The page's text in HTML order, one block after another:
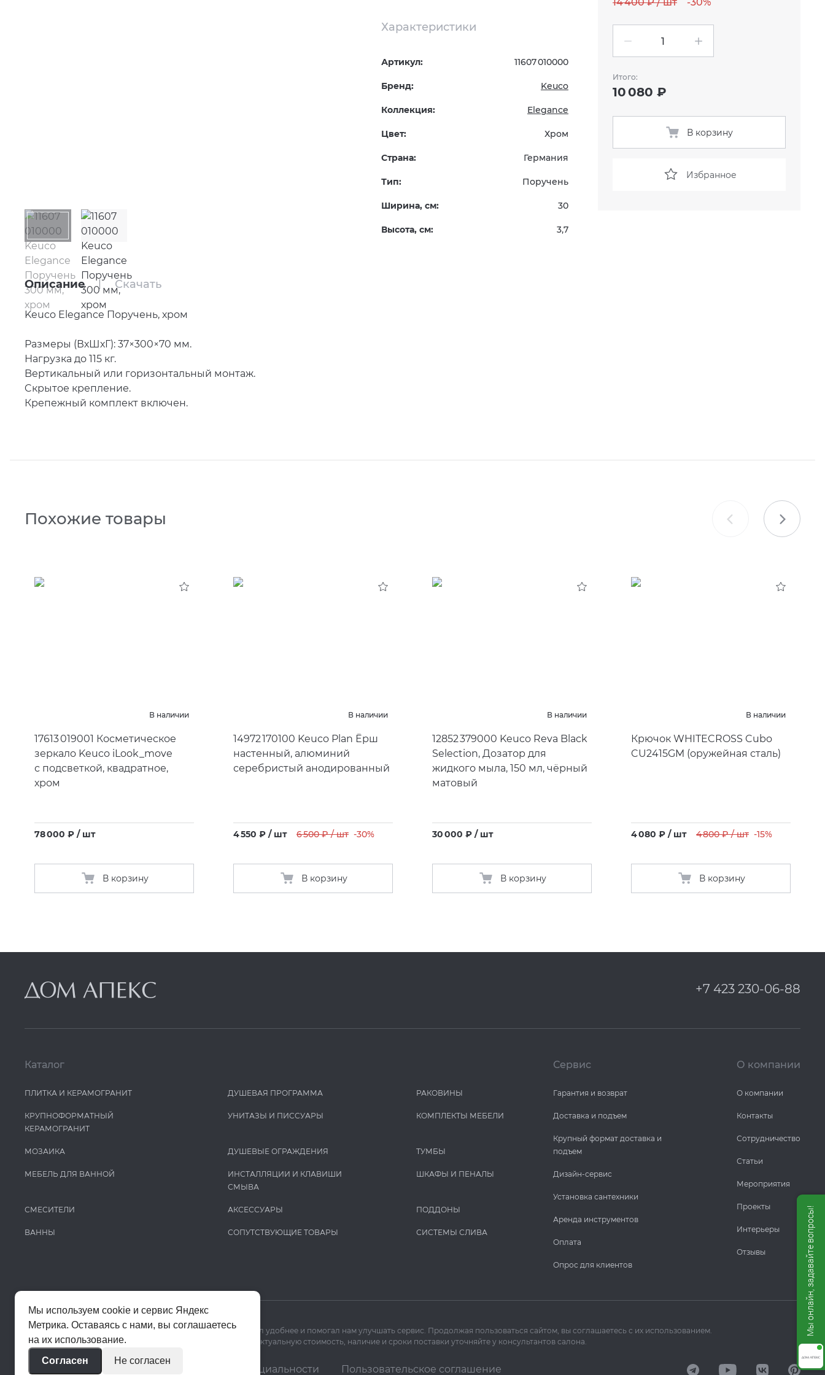
Характеристики
Артикул: 11607 010000
Бренд: Keuco
Коллекция: Elegance
Цвет: Хром
Страна: Германия
Тип: Поручень
Ширина, см: 30
Высота, см: 3,7
Описание Скачать
Keuco Elegance Поручень, хром
Размеры (ВхШхГ): 37×300×70 мм.
Нагрузка до 115 кг.
Bертикальный или горизонтальный монтаж.
Cкрытое крепление.
Крепежный комплект включен.
Итого:
10 080 ₽
В корзину
Избранное
Похожие товары
В наличии
17613 019001 Косметическое
зеркало Keuco iLook_move
с подсветкой, квадратное,
хром
78 000 ₽ / шт
В корзину
В наличии
14972 170100 Keuco Plan Ёрш
настенный, алюминий
серебристый анодированный
4 550 ₽ / шт 6 500 ₽ / шт -30%
В корзину
В наличии
12852 379000 Keuco Reva Black
Selection, Дозатор для
жидкого мыла, 150 мл, чёрный
матовый
30 000 ₽ / шт
В корзину
В наличии
Крючок WHITECROSS Cubo
CU2415GM (оружейная сталь)
4 080 ₽ / шт 4 800 ₽ / шт -15%
В корзину
+7 423 230-06-88
Каталог
ПЛИТКА И КЕРАМОГРАНИТ
КРУПНОФОРМАТНЫЙ
КЕРАМОГРАНИТ
МОЗАИКА
МЕБЕЛЬ ДЛЯ ВАННОЙ
СМЕСИТЕЛИ
ВАННЫ
ДУШЕВАЯ ПРОГРАММА
УНИТАЗЫ И ПИCCУАРЫ
ДУШЕВЫЕ ОГРАЖДЕНИЯ
ИНСТАЛЛЯЦИИ И КЛАВИШИ
СМЫВА
АКСЕССУАРЫ
СОПУТСТВУЮЩИЕ ТОВАРЫ
РАКОВИНЫ
КОМПЛЕКТЫ МЕБЕЛИ
ТУМБЫ
ШКАФЫ И ПЕНАЛЫ
ПОДДОНЫ
СИСТЕМЫ СЛИВА
Сервис
Гарантия и возврат
Доставка и подъем
Крупный формат доставка и
подъем
Дизайн-сервис
Установка сантехники
Аренда инструментов
Оплата
Опрос для клиентов
О компании
О компании
Контакты
Сотрудничество
Статьи
Мероприятия
Проекты
Интерьеры
Отзывы
Мы используем cookie и Яндекс Метрику, чтобы сайт работал удобнее и помогал нам улучшать сервис. Продолжая пользоваться сайтом, вы соглашаетесь с их использованием.
Цены на сайте помогают ориентироваться в ассортименте. Актуальную стоимость, наличие и сроки поставки уточняйте у консультантов салона.
© 2020–2026 «Апекс» Политика конфиденциальности Пользовательское соглашение
Мы используем cookie и сервис Яндекс
Метрика. Оставаясь с нами, вы соглашаетесь
на их использование.
Согласен
Не согласен
Мы онлайн, задавайте вопросы!